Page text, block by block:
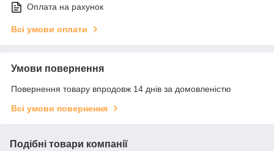
Оплата на рахунок
Всі умови оплати
Умови повернення
Повернення товару впродовж 14 днів за домовленістю
Всі умови повернення
Подібні товари компанії